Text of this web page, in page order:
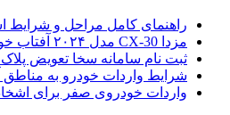
راهنمای کامل مراحل و شرایط اسقاط
مزدا CX-30 مدل ۲۰۲۴ آفتاب خودرو؛ بررسی و مشخصات فنی
ثبت نام سامانه سخا تعویض
شرایط واردات خودرو به مناطق
واردات خودروی صفر برای